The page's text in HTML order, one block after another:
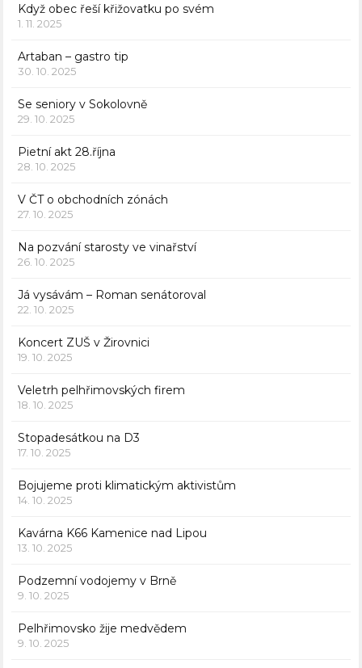
Když obec řeší křižovatku po svém
1. 11. 2025
Artaban – gastro tip
30. 10. 2025
Se seniory v Sokolovně
29. 10. 2025
Pietní akt 28.října
28. 10. 2025
V ČT o obchodních zónách
27. 10. 2025
Na pozvání starosty ve vinařství
26. 10. 2025
Já vysávám – Roman senátoroval
22. 10. 2025
Koncert ZUŠ v Žirovnici
19. 10. 2025
Veletrh pelhřimovských firem
18. 10. 2025
Stopadesátkou na D3
17. 10. 2025
Bojujeme proti klimatickým aktivistům
14. 10. 2025
Kavárna K66 Kamenice nad Lipou
13. 10. 2025
Podzemní vodojemy v Brně
9. 10. 2025
Pelhřimovsko žije medvědem
9. 10. 2025